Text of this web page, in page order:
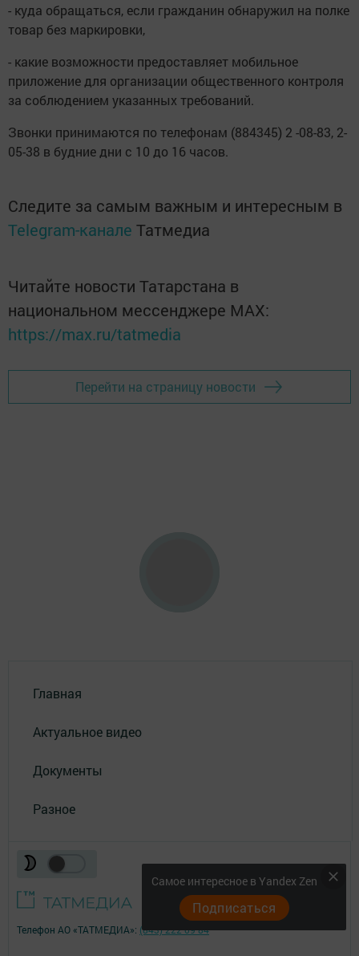
- куда обращаться, если гражданин обнаружил на полке
товар без маркировки,
- какие возможности предоставляет мобильное
приложение для организации общественного контроля
за соблюдением указанных требований.
Звонки принимаются по телефонам (884345) 2 -08-83, 2-
05-38 в будние дни с 10 до 16 часов.
Следите за самым важным и интересным в
Telegram-канале Татмедиа
Читайте новости Татарстана в
национальном мессенджере MАХ:
https://max.ru/tatmedia
Перейти на страницу новости
Главная
Актуальное видео
Документы
Разное
Самое интересное в Yandex Zen
Подписаться
Телефон АО «ТАТМЕДИА»: (843) 222 09 84